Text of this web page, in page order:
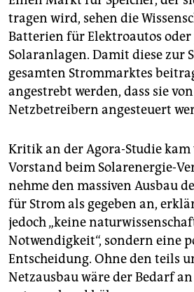
tragen wird, sehen die
Batterien für Elektroautos
Solaranlagen. Damit diese zur
gesamten Strommarktes
angestrebt werden, dass sie
Netzbetreibern angesteuert
Kritik an der Agora-Studie kam
Vorstand beim Solarenergie-
nehme den massiven Ausbau
für Strom als gegeben an,
jedoch „keine
Notwendigkeit“, sondern eine
Entscheidung. Ohne den teils
Netzausbau wäre der Bedarf